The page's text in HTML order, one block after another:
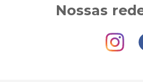
Nossas